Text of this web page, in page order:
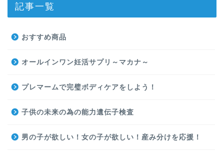
記事一覧
おすすめ商品
オールインワン妊活サプリ～マカナ～
プレマームで完璧ボディケアをしよう！
子供の未来の為の能力遺伝子検査
男の子が欲しい！女の子が欲しい！産み分けを応援！